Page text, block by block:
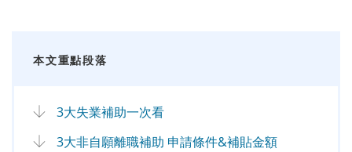
本文重點段落
3大失業補助一次看
3大非自願離職補助 申請條件&補貼金額